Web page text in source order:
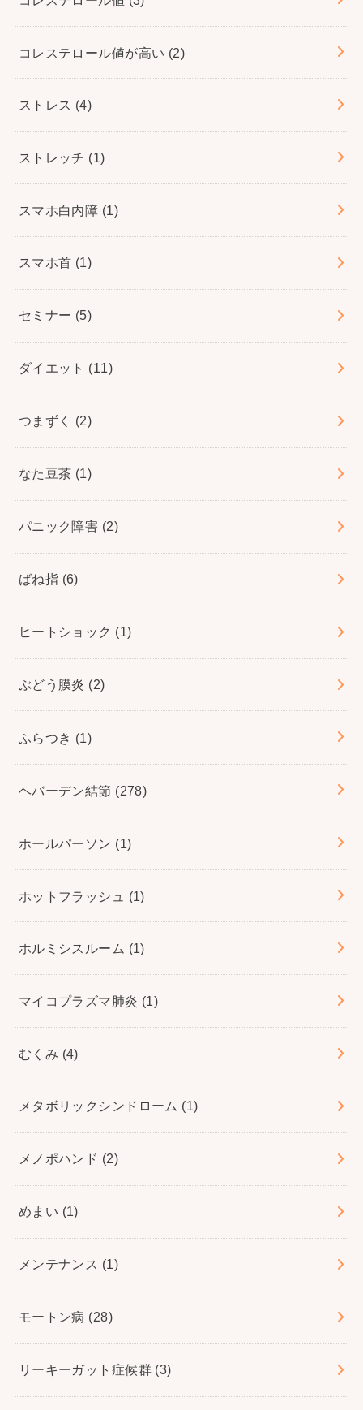
コレステロール値が高い (2)
ストレス (4)
ストレッチ (1)
スマホ白内障 (1)
スマホ首 (1)
セミナー (5)
ダイエット (11)
つまずく (2)
なた豆茶 (1)
パニック障害 (2)
ばね指 (6)
ヒートショック (1)
ぶどう膜炎 (2)
ふらつき (1)
ヘバーデン結節 (278)
ホールパーソン (1)
ホットフラッシュ (1)
ホルミシスルーム (1)
マイコプラズマ肺炎 (1)
むくみ (4)
メタボリックシンドローム (1)
メノポハンド (2)
めまい (1)
メンテナンス (1)
モートン病 (28)
リーキーガット症候群 (3)